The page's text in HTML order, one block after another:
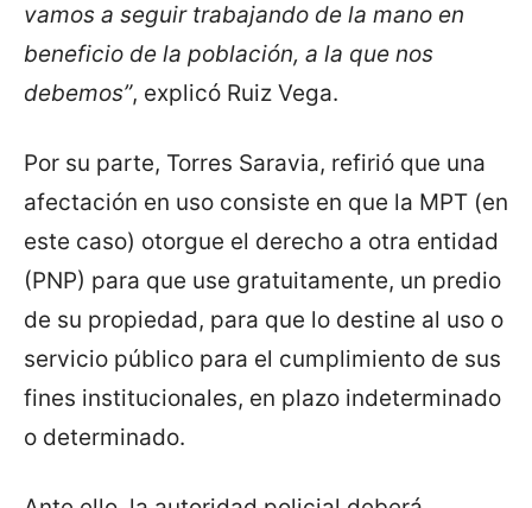
vamos a seguir trabajando de la mano en
beneficio de la población, a la que nos
debemos”, explicó Ruiz Vega.
Por su parte, Torres Saravia, refirió que una
afectación en uso consiste en que la MPT (en
este caso) otorgue el derecho a otra entidad
(PNP) para que use gratuitamente, un predio
de su propiedad, para que lo destine al uso o
servicio público para el cumplimiento de sus
fines institucionales, en plazo indeterminado
o determinado.